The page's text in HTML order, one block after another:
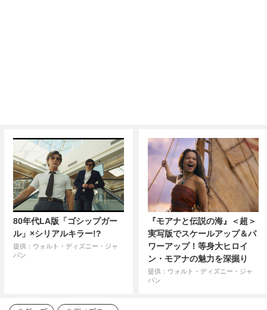
80年代LA版「ゴシップガー
ル」×シリアルキラー!?
提供：ウォルト・ディズニー・ジャ
パン
『モアナと伝説の海』＜超＞
実写版でスケールアップ＆パ
ワーアップ！等身大ヒロイ
ン・モアナの魅力を深掘り
提供：ウォルト・ディズニー・ジャ
パン